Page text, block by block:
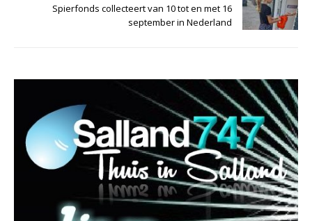
Spierfonds collecteert van 10 tot en met 16
september in Nederland